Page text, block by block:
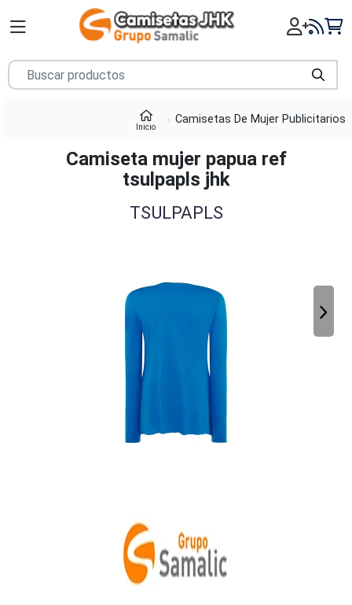
Inicio
Camisetas De Mujer Publicitarios
Camiseta mujer papua ref
tsulpapls jhk
TSULPAPLS